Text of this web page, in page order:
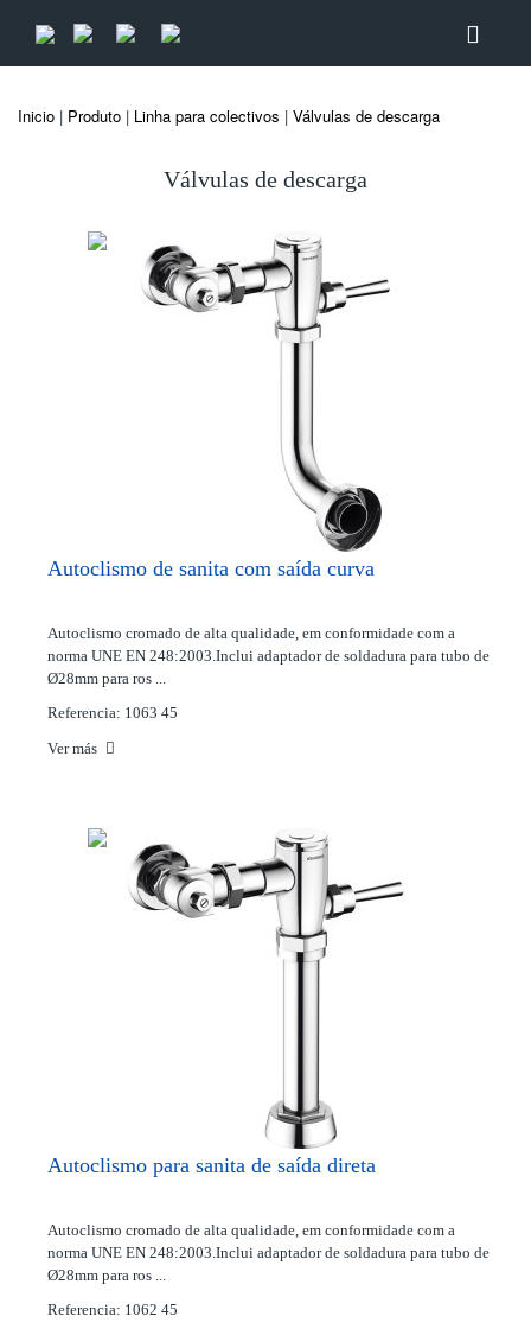
Inicio | Produto | Linha para colectivos | Válvulas de descarga
Válvulas de descarga
Autoclismo de sanita com saída curva
Autoclismo cromado de alta qualidade, em conformidade com a
norma UNE EN 248:2003.Inclui adaptador de soldadura para tubo de
Ø28mm para ros ...
Referencia: 1063 45
Ver más
Autoclismo para sanita de saída direta
Autoclismo cromado de alta qualidade, em conformidade com a
norma UNE EN 248:2003.Inclui adaptador de soldadura para tubo de
Ø28mm para ros ...
Referencia: 1062 45